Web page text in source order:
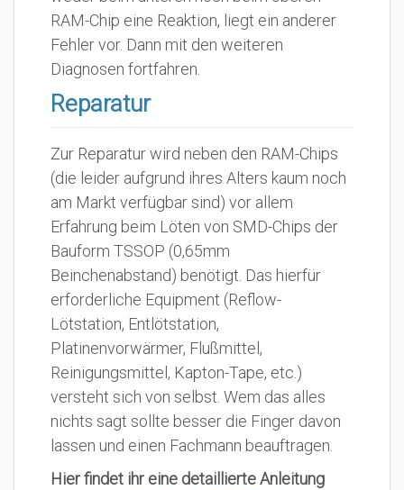
RAM-Chip eine Reaktion, liegt ein anderer
Fehler vor. Dann mit den weiteren
Diagnosen fortfahren.
Reparatur
Zur Reparatur wird neben den RAM-Chips
(die leider aufgrund ihres Alters kaum noch
am Markt verfügbar sind) vor allem
Erfahrung beim Löten von SMD-Chips der
Bauform TSSOP (0,65mm
Beinchenabstand) benötigt. Das hierfür
erforderliche Equipment (Reflow-
Lötstation, Entlötstation,
Platinenvorwärmer, Flußmittel,
Reinigungsmittel, Kapton-Tape, etc.)
versteht sich von selbst. Wem das alles
nichts sagt sollte besser die Finger davon
lassen und einen Fachmann beauftragen.
Hier findet ihr eine detaillierte Anleitung